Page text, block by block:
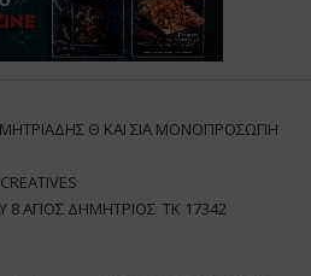
Θ ΚΑΙ ΣΙΑ ΜΟΝΟΠΡΟΣΩΠΗ
8 ΑΓΙΟΣ ΔΗΜΗΤΡΙΟΣ ΤΚ 17342